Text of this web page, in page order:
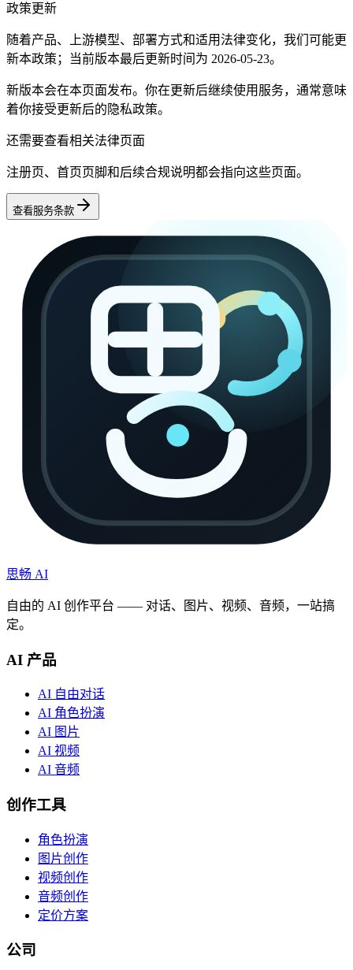
政策更新
随着产品、上游模型、部署方式和适用法律变化，我们可能更
新本政策；当前版本最后更新时间为 2026-05-23。
新版本会在本页面发布。你在更新后继续使用服务，通常意味
着你接受更新后的隐私政策。
还需要查看相关法律页面
注册页、首页页脚和后续合规说明都会指向这些页面。
查看服务条款
思畅 AI
自由的 AI 创作平台 —— 对话、图片、视频、音频，一站搞
定。
AI 产品
AI 自由对话
AI 角色扮演
AI 图片
AI 视频
AI 音频
创作工具
角色扮演
图片创作
视频创作
音频创作
定价方案
公司